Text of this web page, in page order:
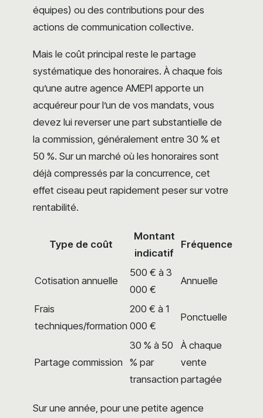
équipes) ou des contributions pour des
actions de communication collective.
Mais le coût principal reste le partage
systématique des honoraires. À chaque fois
qu’une autre agence AMEPI apporte un
acquéreur pour l’un de vos mandats, vous
devez lui reverser une part substantielle de
la commission, généralement entre 30 % et
50 %. Sur un marché où les honoraires sont
déjà compressés par la concurrence, cet
effet ciseau peut rapidement peser sur votre
rentabilité.
Type de coût
Montant
indicatif
Fréquence
Cotisation annuelle
500 € à 3
000 €
Annuelle
Frais
techniques/formation
200 € à 1
000 €
Ponctuelle
Partage commission
30 % à 50
% par
transaction
À chaque
vente
partagée
Sur une année, pour une petite agence